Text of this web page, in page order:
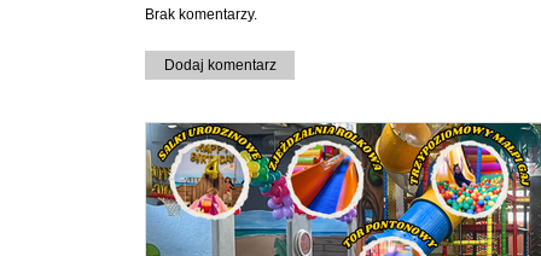
Brak komentarzy.
Dodaj komentarz